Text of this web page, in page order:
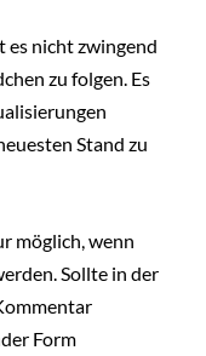
es nicht zwingend
zu folgen. Es
Stand zu
möglich, wenn
Sollte in der
Form